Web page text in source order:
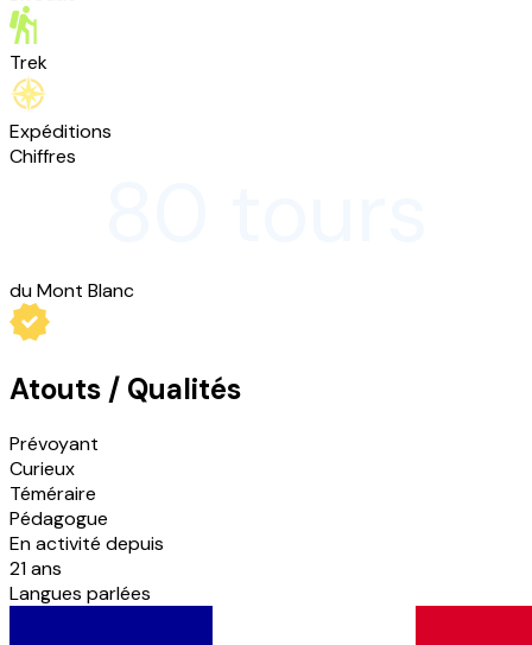
Trek
Expéditions
Chiffres
du Mont Blanc
Atouts / Qualités
Prévoyant
Curieux
Téméraire
Pédagogue
En activité depuis
21ans
Langues parlées